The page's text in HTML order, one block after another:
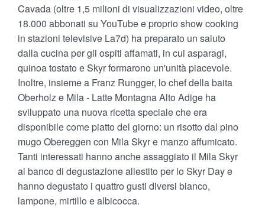
Stelvio DOP
Il prodotto
Produzione
Il Consorzio
Cavada (oltre 1,5 milioni di visualizzazioni video, oltre
18.000 abbonati su YouTube e proprio show cooking
in stazioni televisive La7d) ha preparato un saluto
dalla cucina per gli ospiti affamati, in cui asparagi,
quinoa tostato e Skyr formarono un'unità piacevole.
Inoltre, insieme a Franz Rungger, lo chef della baita
Oberholz e Mila - Latte Montagna Alto Adige ha
sviluppato una nuova ricetta speciale che era
disponibile come piatto del giorno: un risotto dal pino
mugo Obereggen con Mila Skyr e manzo affumicato.
Tanti interessati hanno anche assaggiato il Mila Skyr
al banco di degustazione allestito per lo Skyr Day e
hanno degustato i quattro gusti diversi bianco,
lampone, mirtillo e albicocca.